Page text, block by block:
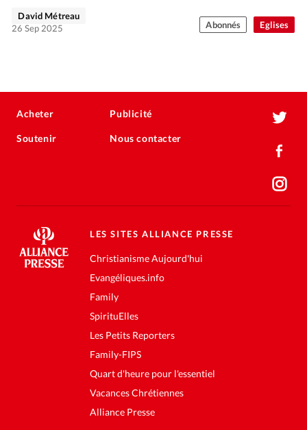
Eglises
David Métreau
26 Sep 2025
Abonnés
Acheter
Soutenir
Publicité
Nous contacter
LES SITES ALLIANCE PRESSE
Christianisme Aujourd'hui
Evangéliques.info
Family
SpirituElles
Les Petits Reporters
Family-FIPS
Quart d'heure pour l'essentiel
Vacances Chrétiennes
Alliance Presse